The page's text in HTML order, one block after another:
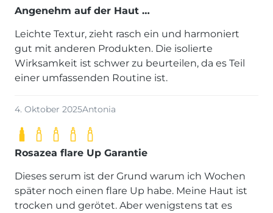
Angenehm auf der Haut …
Leichte Textur, zieht rasch ein und harmoniert
gut mit anderen Produkten. Die isolierte
Wirksamkeit ist schwer zu beurteilen, da es Teil
einer umfassenden Routine ist.
4. Oktober 2025Antonia
Rosazea flare Up Garantie
Dieses serum ist der Grund warum ich Wochen
später noch einen flare Up habe. Meine Haut ist
trocken und gerötet. Aber wenigstens tat es